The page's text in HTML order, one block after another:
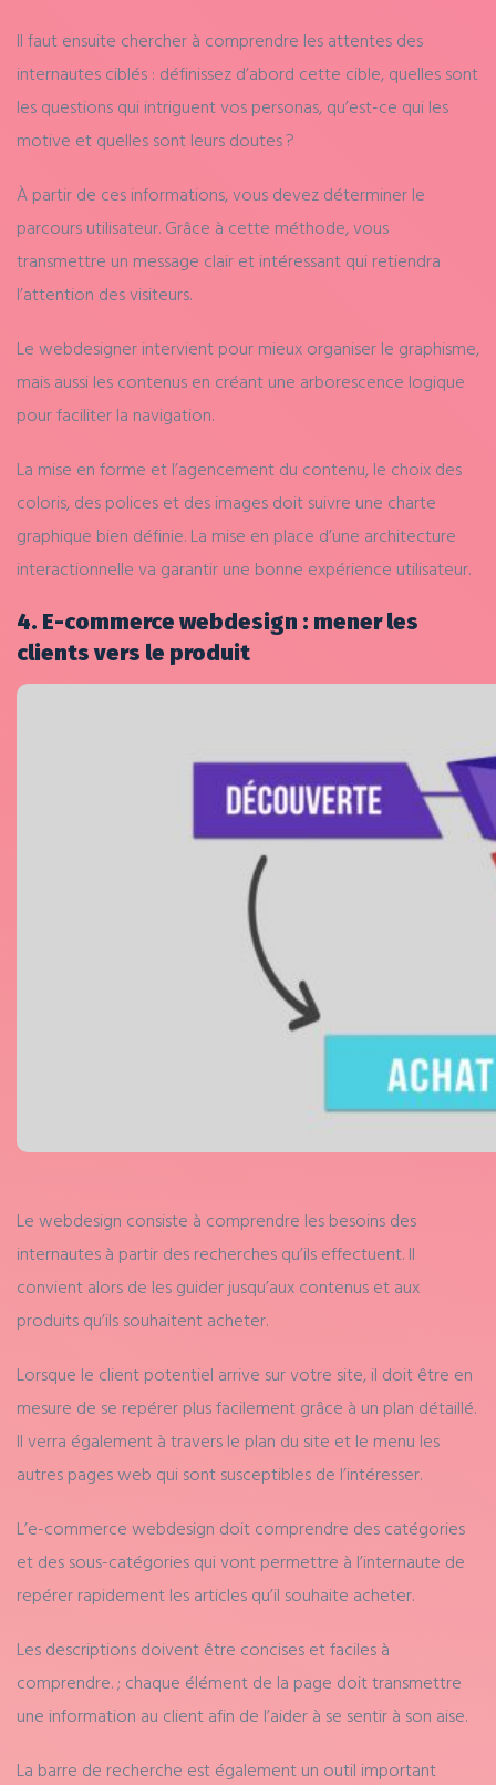
Il faut ensuite chercher à comprendre les attentes des
internautes ciblés : définissez d’abord cette cible, quelles sont
les questions qui intriguent vos personas, qu’est-ce qui les
motive et quelles sont leurs doutes ?
À partir de ces informations, vous devez déterminer le
parcours utilisateur. Grâce à cette méthode, vous
transmettre un message clair et intéressant qui retiendra
l’attention des visiteurs.
Le webdesigner intervient pour mieux organiser le graphisme,
mais aussi les contenus en créant une arborescence logique
pour faciliter la navigation.
La mise en forme et l’agencement du contenu, le choix des
coloris, des polices et des images doit suivre une charte
graphique bien définie. La mise en place d’une architecture
interactionnelle va garantir une bonne expérience utilisateur.
4. E-commerce webdesign : mener les
clients vers le produit
Le webdesign consiste à comprendre les besoins des
internautes à partir des recherches qu’ils effectuent. Il
convient alors de les guider jusqu’aux contenus et aux
produits qu’ils souhaitent acheter.
Lorsque le client potentiel arrive sur votre site, il doit être en
mesure de se repérer plus facilement grâce à un plan détaillé.
Il verra également à travers le plan du site et le menu les
autres pages web qui sont susceptibles de l’intéresser.
L’e-commerce webdesign doit comprendre des catégories
et des sous-catégories qui vont permettre à l’internaute de
repérer rapidement les articles qu’il souhaite acheter.
Les descriptions doivent être concises et faciles à
comprendre. ; chaque élément de la page doit transmettre
une information au client afin de l’aider à se sentir à son aise.
La barre de recherche est également un outil important